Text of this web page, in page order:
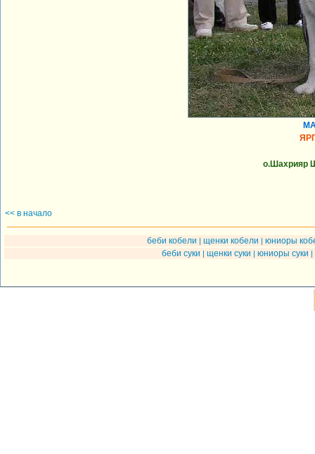
о.Шахрияр
<< в начало
беби кобели | щенки кобели | юниоры
беби суки | щенки суки | юниоры суки |